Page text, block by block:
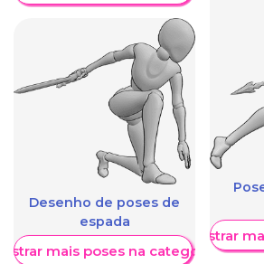
Desenho de poses de
espada
mais poses na categoria
Mostrar